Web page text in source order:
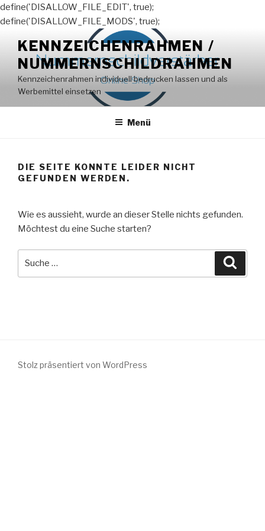
define('DISALLOW_FILE_EDIT', true);
define('DISALLOW_FILE_MODS', true);
Inhalt
springen
KENNZEICHENRAHMEN /
NUMMERNSCHILDRAHMEN
Kennzeichenrahmen individuell bedrucken lassen und als
Werbemittel einsetzen
Menü
DIE SEITE KONNTE LEIDER NICHT
GEFUNDEN WERDEN.
Wie es aussieht, wurde an dieser Stelle nichts gefunden.
Möchtest du eine Suche starten?
Stolz präsentiert von WordPress